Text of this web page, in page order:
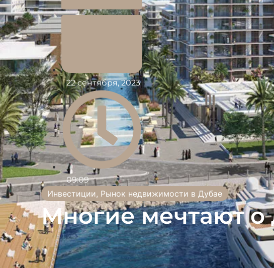
22 сентября, 2023
09:09
Инвестиции, Рынок недвижимости в Дубае
Многие мечтают о